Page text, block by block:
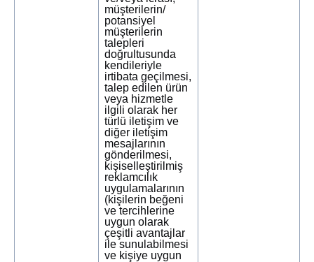
müşterilerin/
potansiyel
müşterilerin
talepleri
doğrultusunda
kendileriyle
irtibata geçilmesi,
talep edilen ürün
veya hizmetle
ilgili olarak her
türlü iletişim ve
diğer iletişim
mesajlarının
gönderilmesi,
kişiselleştirilmiş
reklamcılık
uygulamalarının
(kişilerin beğeni
ve tercihlerine
uygun olarak
çeşitli avantajlar
ile sunulabilmesi
ve kişiye uygun